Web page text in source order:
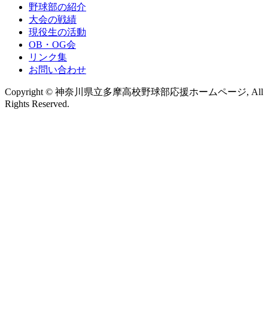
野球部の紹介
大会の戦績
現役生の活動
OB・OG会
リンク集
お問い合わせ
Copyright © 神奈川県立多摩高校野球部応援ホームページ, All
Rights Reserved.